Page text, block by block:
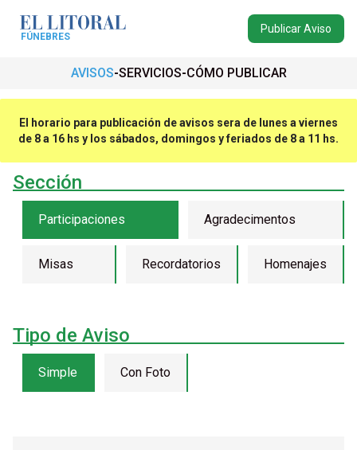
FÚNEBRES
Publicar Aviso
AVISOS SERVICIOS CÓMO PUBLICAR
El horario para publicación de avisos sera de lunes a viernes
de 8 a 16 hs y los sábados, domingos y feriados de 8 a 11 hs.
Sección
Participaciones Agradecimentos
Misas Recordatorios Homenajes
Tipo de Aviso
Simple Con Foto